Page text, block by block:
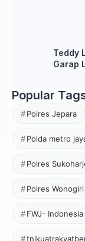
Teddy
Garap
Popular
Polres Jepara
Polda metro
Polres
Polres Wonogiri
FWJ- Indonesia